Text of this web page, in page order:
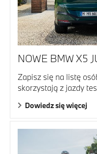
NOWE BMW X5
Zapisz się na listę
skorzystają z jazdy
Dowiedz się więcej